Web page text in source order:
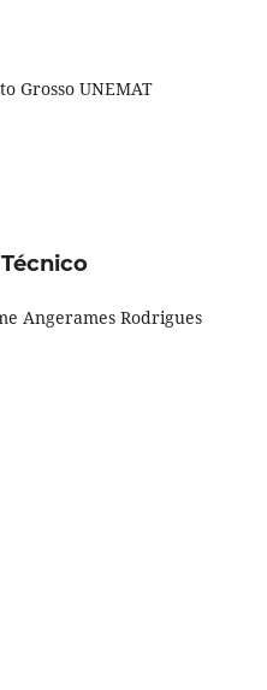
Grosso UNEMAT
Angerames Rodrigues